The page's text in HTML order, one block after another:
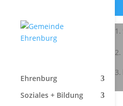
Ehrenburg
Soziales + Bildung